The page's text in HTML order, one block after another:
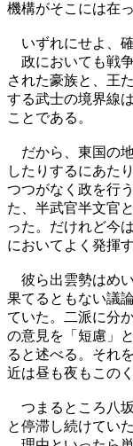
機構がそこには在っ
いずれにせよ、確
政においても戦
された豪族と、王
する武士の境界線
ことである。
だから、東国の
したりするにあた
つつがなく政を行
た、半武官半文官
った。だけれど今
においてよく発揮
彼ら出雲勢はめ
果てるともない議
ていた。二派に分
の意見を「短慮」
ると述べる。それ
近は昼も夜もこの
つまるところ八
と停滞し続けていた